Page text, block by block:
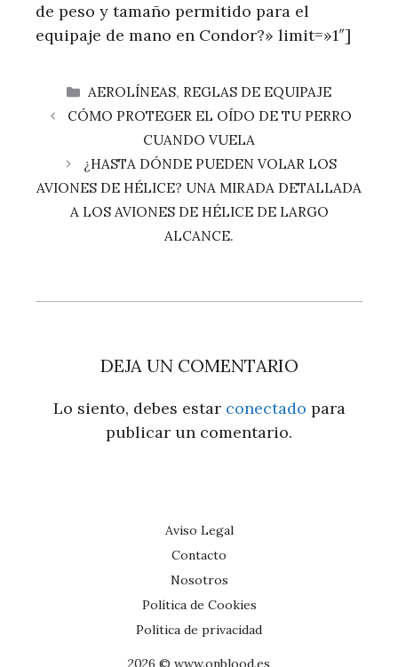
de peso y tamaño permitido para el
equipaje de mano en Condor?» limit=»1″]
CATEGORÍAS
AEROLÍNEAS, REGLAS DE EQUIPAJE
CÓMO PROTEGER EL OÍDO DE TU PERRO
CUANDO VUELA
¿HASTA DÓNDE PUEDEN VOLAR LOS
AVIONES DE HÉLICE? UNA MIRADA DETALLADA
A LOS AVIONES DE HÉLICE DE LARGO
ALCANCE.
DEJA UN COMENTARIO
Lo siento, debes estar conectado para
publicar un comentario.
Aviso Legal
Contacto
Nosotros
Política de Cookies
Política de privacidad
2026 © www.onblood.es